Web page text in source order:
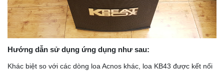
Hướng dẫn sử dụng ứng dụng như sau:
Khác biệt so với các dòng loa Acnos khác, loa KB43 được kết nối